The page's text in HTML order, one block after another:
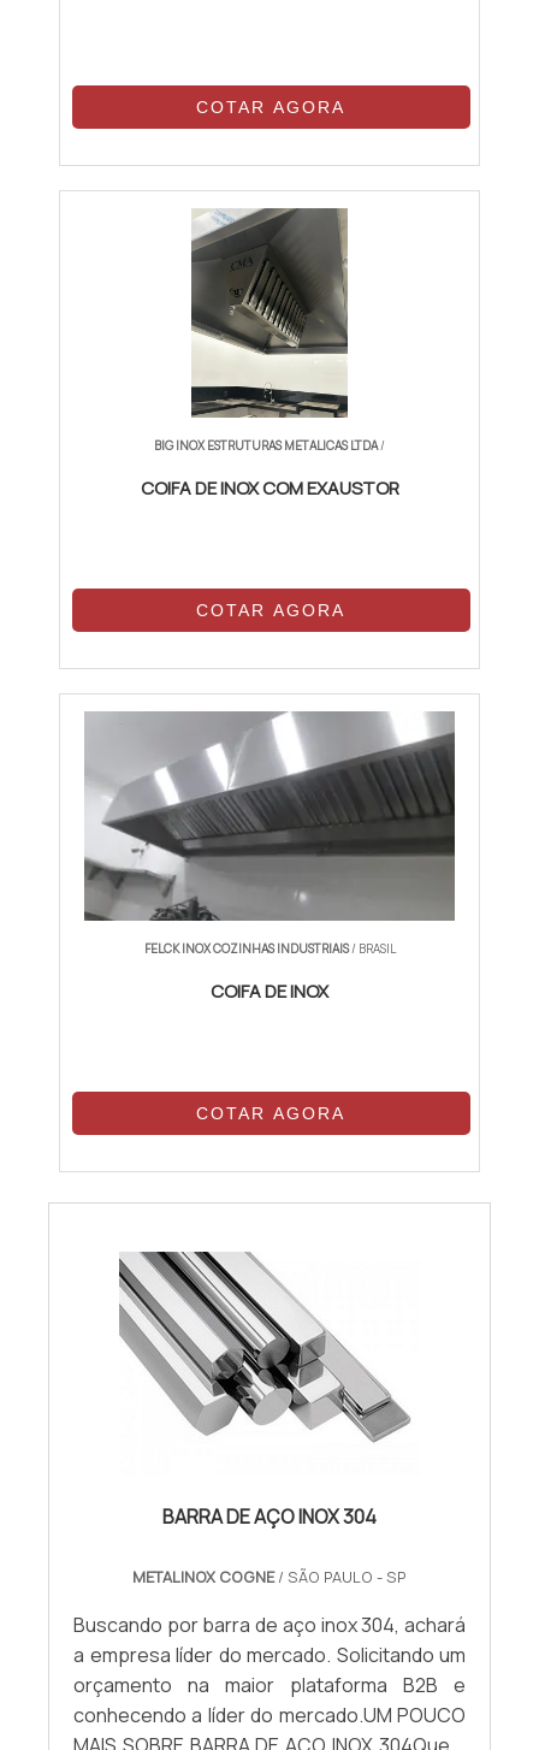
COTAR AGORA
BIG INOX ESTRUTURAS METALICAS LTDA/
COIFA DE INOX COM EXAUSTOR
COTAR AGORA
FELCK INOX COZINHAS INDUSTRIAIS/ BRASIL
COIFA DE INOX
COTAR AGORA
BARRA DE AÇO INOX 304
METALINOX COGNE/ SÃO PAULO - SP
Buscando por barra de aço inox 304, achará
a empresa líder do mercado. Solicitando um
orçamento na maior plataforma B2B e
conhecendo a líder do mercado.UM POUCO